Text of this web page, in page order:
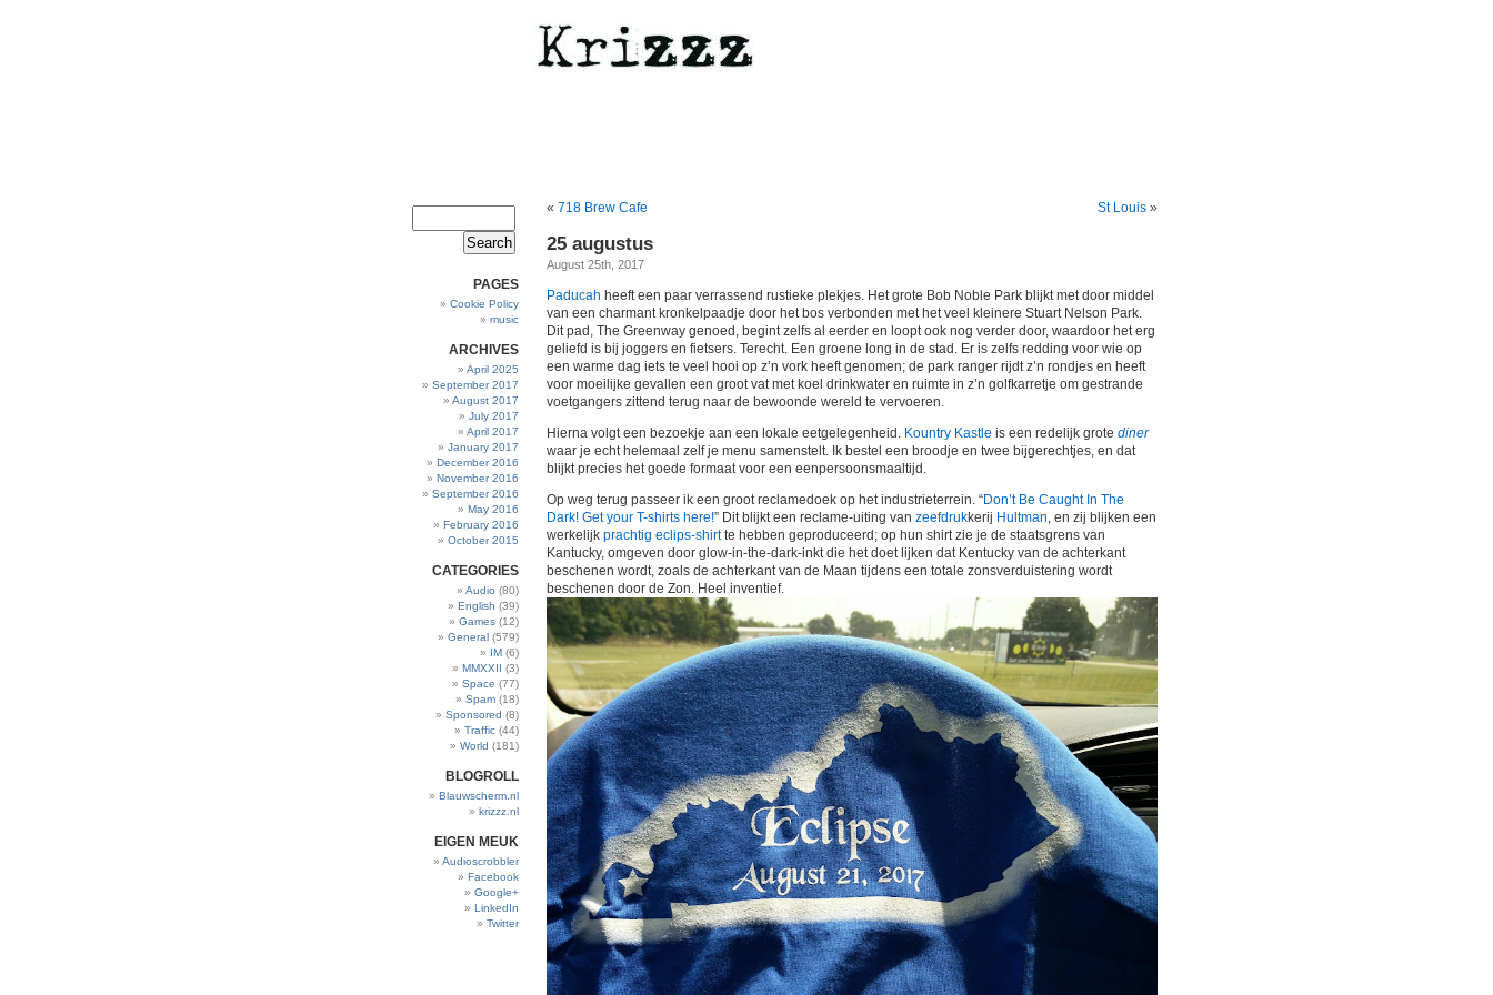
PAGES
Cookie Policy
music
ARCHIVES
April 2025
September 2017
August 2017
July 2017
April 2017
January 2017
December 2016
November 2016
September 2016
May 2016
February 2016
October 2015
CATEGORIES
Audio (80)
English (39)
Games (12)
General (579)
IM (6)
MMXXII (3)
Space (77)
Spam (18)
Sponsored (8)
Traffic (44)
World (181)
BLOGROLL
Blauwscherm.nl
krizzz.nl
EIGEN MEUK
Audioscrobbler
Facebook
Google+
LinkedIn
Twitter
« 718 Brew Cafe St Louis »
25 augustus
August 25th, 2017
Paducah heeft een paar verrassend rustieke plekjes. Het grote Bob Noble Park blijkt met door middel
van een charmant kronkelpaadje door het bos verbonden met het veel kleinere Stuart Nelson Park.
Dit pad, The Greenway genoed, begint zelfs al eerder en loopt ook nog verder door, waardoor het erg
geliefd is bij joggers en fietsers. Terecht. Een groene long in de stad. Er is zelfs redding voor wie op
een warme dag iets te veel hooi op z’n vork heeft genomen; de park ranger rijdt z’n rondjes en heeft
voor moeilijke gevallen een groot vat met koel drinkwater en ruimte in z’n golfkarretje om gestrande
voetgangers zittend terug naar de bewoonde wereld te vervoeren.
Hierna volgt een bezoekje aan een lokale eetgelegenheid. Kountry Kastle is een redelijk grote diner
waar je echt helemaal zelf je menu samenstelt. Ik bestel een broodje en twee bijgerechtjes, en dat
blijkt precies het goede formaat voor een eenpersoonsmaaltijd.
Op weg terug passeer ik een groot reclamedoek op het industrieterrein. “Don’t Be Caught In The
Dark! Get your T-shirts here!” Dit blijkt een reclame-uiting van zeefdrukkerij Hultman, en zij blijken een
werkelijk prachtig eclips-shirtte hebben geproduceerd; op hun shirt zie je de staatsgrens van
Kantucky, omgeven door glow-in-the-dark-inkt die het doet lijken dat Kentucky van de achterkant
beschenen wordt, zoals de achterkant van de Maan tijdens een totale zonsverduistering wordt
beschenen door de Zon. Heel inventief.